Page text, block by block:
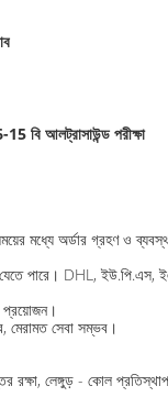
বি আলট্রাসাউন্ড পরীক্ষা
মধ্যে অর্ডার গ্রহণ ও
যেতে পারে। DHL,
প্রয়োজন।
মেরামত সেবা সম্ভব।
রক্ষা, লেঙ্গুড় - কোল